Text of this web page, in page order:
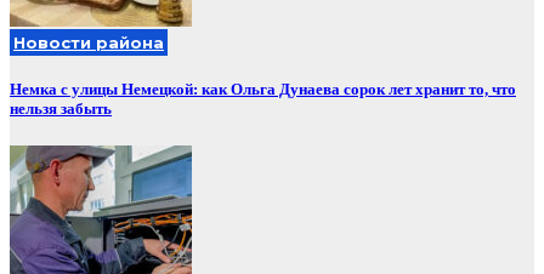
Новости района
Немка с улицы Немецкой: как Ольга Дунаева сорок лет хранит то, что
нельзя забыть